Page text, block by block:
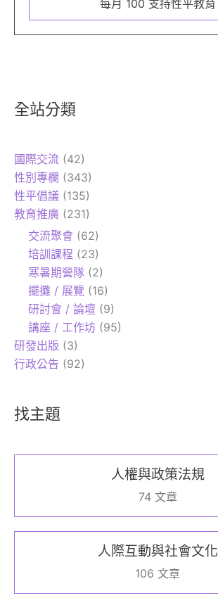
每月 100 支持性平教育
全站分類
國際交流 (42)
性別專欄 (343)
性平倡議 (135)
教育推廣 (231)
交流聚會 (62)
培訓課程 (23)
寒暑期營隊 (2)
擺攤 / 展覽 (16)
研討會 / 論壇 (9)
講座 / 工作坊 (95)
研發出版 (3)
行政公告 (92)
找主題
人權與政策法規
74 文章
人際互動與社會文化
106 文章